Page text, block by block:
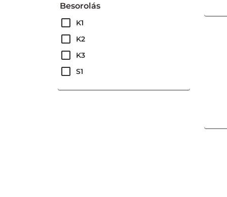
Globetti
Grande
Haas
Horváth Rozi
Hulala
Kalifa
Besorolás
K1
K2
K3
S1
S2